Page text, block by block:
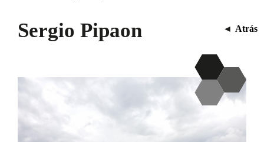
Sergio Pipaon ◄ Atrás